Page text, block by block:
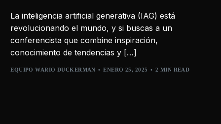
La inteligencia artificial generativa (IAG) está
revolucionando el mundo, y si buscas a un
conferencista que combine inspiración,
conocimiento de tendencias y […]
EQUIPO WARIO DUCKERMAN ENERO 25, 2025 2 MIN READ